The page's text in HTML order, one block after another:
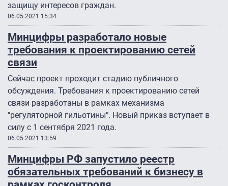
защищу интересов граждан.
06.05.2021 15:34
Минцифры разработало новые
требования к проектированию сетей
связи
Сейчас проект проходит стадию публичного
обсуждения. Требования к проектированию сетей
связи разработаны в рамках механизма
"регуляторной гильотины". Новый приказ вступает в
силу с 1 сентября 2021 года.
06.05.2021 13:59
Минцифры РФ запустило реестр
обязательных требований к бизнесу в